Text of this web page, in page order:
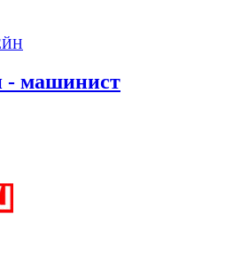
- машинист